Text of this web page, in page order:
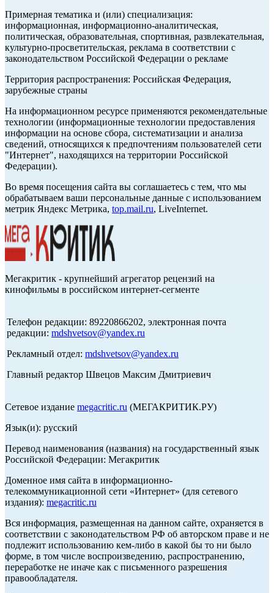
Примерная тематика и (или) специализация:
информационная, информационно-аналитическая,
политическая, образовательная, спортивная, развлекательная,
культурно-просветительская, реклама в соответствии с
законодательством Российской Федерации о рекламе
Территория распространения: Российская Федерация,
зарубежные страны
На информационном ресурсе применяются рекомендательные
технологии (информационные технологии предоставления
информации на основе сбора, систематизации и анализа
сведений, относящихся к предпочтениям пользователей сети
"Интернет", находящихся на территории Российской
Федерации).
Во время посещения сайта вы соглашаетесь с тем, что мы
обрабатываем ваши персональные данные с использованием
метрик Яндекс Метрика, top.mail.ru, LiveInternet.
Мегакритик - крупнейший агрегатор рецензий на
кинофильмы в российском интернет-сегменте
Телефон редакции: 89220866202, электронная почта
редакции: mdshvetsov@yandex.ru
Рекламный отдел: mdshvetsov@yandex.ru
Главный редактор Швецов Максим Дмитриевич
Сетевое издание megacritic.ru (МЕГАКРИТИК.РУ)
Язык(и): русский
Перевод наименования (названия) на государственный язык
Российской Федерации: Мегакритик
Доменное имя сайта в информационно-
телекоммуникационной сети «Интернет» (для сетевого
издания): megacritic.ru
Вся информация, размещенная на данном сайте, охраняется в
соответствии с законодательством РФ об авторском праве и не
подлежит использованию кем-либо в какой бы то ни было
форме, в том числе воспроизведению, распространению,
переработке не иначе как с письменного разрешения
правообладателя.